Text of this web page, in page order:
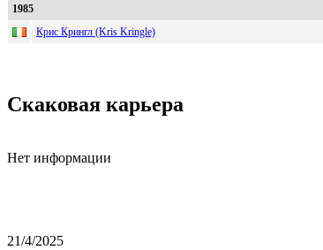
1985
Крис Крингл (Kris Kringle)
Скаковая карьера
Нет информации
21/4/2025